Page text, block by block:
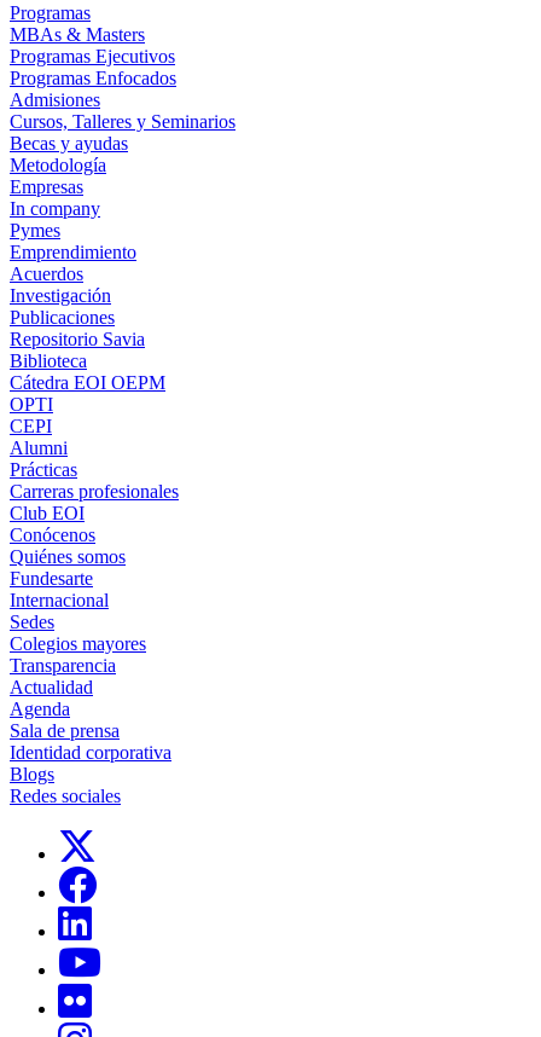
Programas
MBAs & Masters
Programas Ejecutivos
Programas Enfocados
Admisiones
Cursos, Talleres y Seminarios
Becas y ayudas
Metodología
Empresas
In company
Pymes
Emprendimiento
Acuerdos
Investigación
Publicaciones
Repositorio Savia
Biblioteca
Cátedra EOI OEPM
OPTI
CEPI
Alumni
Prácticas
Carreras profesionales
Club EOI
Conócenos
Quiénes somos
Fundesarte
Internacional
Sedes
Colegios mayores
Transparencia
Actualidad
Agenda
Sala de prensa
Identidad corporativa
Blogs
Redes sociales
Links, Opens in this window
Links, Opens in this window
Links, Opens in this window
Links, Opens in this window